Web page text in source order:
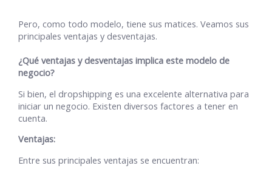
Pero, como todo modelo, tiene sus matices. Veamos sus
principales ventajas y desventajas.
¿Qué ventajas y desventajas implica este modelo de
negocio?
Si bien, el dropshipping es una excelente alternativa para
iniciar un negocio. Existen diversos factores a tener en
cuenta.
Ventajas:
Entre sus principales ventajas se encuentran: